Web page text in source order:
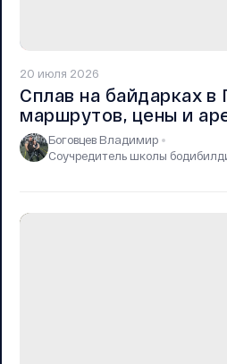
20 июля 2026
Сплав на байдарках в
маршрутов, цены и
Боговцев Владимир
Соучредитель школы